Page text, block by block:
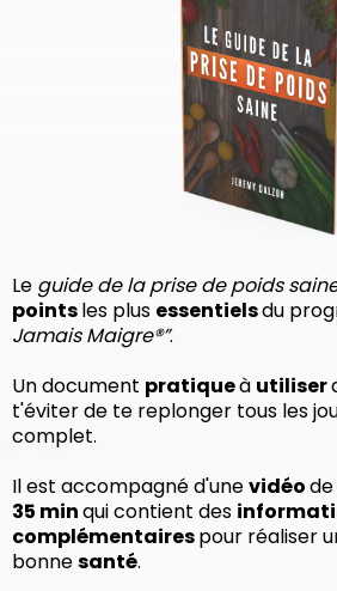
Le guide de la prise de poids
pointsles plus essentielsdu
Jamais Maigre®”.
Un document pratiqueà utiliser
t'éviter de te replonger tous les
complet.
Il est accompagné d'unevidéode
35 minqui contient des
complémentairespour réaliser
bonnesanté.